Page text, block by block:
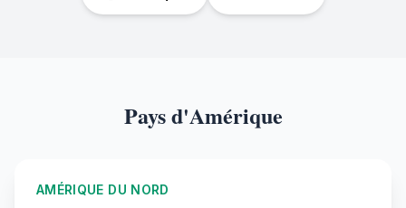
Pays d'Amérique
AMÉRIQUE DU NORD